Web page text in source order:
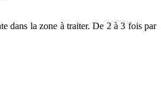
dans la zone à traiter. De 2 à 3 fois par